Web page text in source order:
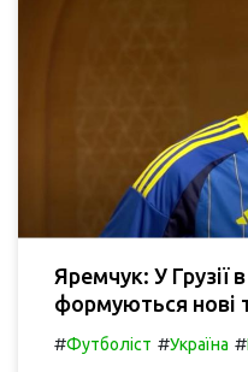
Яремчук: У Грузії
формуються нові
#Футболіст #Україна #